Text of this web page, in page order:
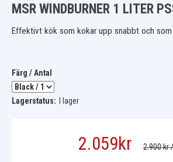
MSR WINDBURNER 1 LITER
Effektivt kök som kokar upp snabbt och
Färg / Antal
Lagerstatus: I lager
2.059kr 2.900 kr/